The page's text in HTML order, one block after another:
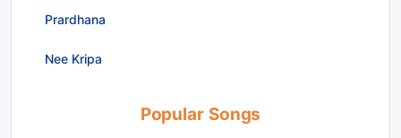
Prardhana
Nee Kripa
Popular Songs